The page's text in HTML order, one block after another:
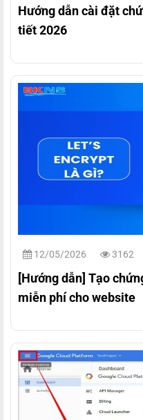
Hướng dẫn cài đặt
tiết 2026
12/05/2026 3162
[Hướng dẫn] Tạo
miễn phí cho website